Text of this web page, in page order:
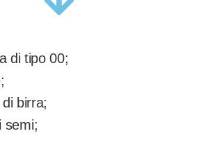
di tipo 00;
birra;
semi;